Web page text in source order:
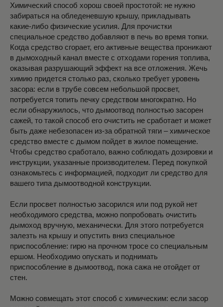
Химический способ хорош своей простотой: не нужно
забираться на обледеневшую крышу, прикладывать
какие-либо физические усилия. Для прочистки
специальное средство добавляют в печь во время топки.
Когда средство сгорает, его активные вещества проникают
в дымоходный канал вместе с отходами горения топлива,
оказывая разрушающий эффект на все отложения. Жечь
химию придется столько раз, сколько требует уровень
засора: если в трубе совсем небольшой просвет,
потребуется топить печку средством многократно. Но
если обнаружилось, что дымоотвод полностью засорен
сажей, то такой способ его очистить не сработает и может
быть даже небезопасен из-за обратной тяги – химическое
средство вместе с дымом пойдет в жилое помещение.
Чтобы средство сработало, важно соблюдать дозировки и
инструкции, указанные производителем. Перед покупкой
ознакомьтесь с информацией, подходит ли средство для
вашего типа дымоотводной конструкции.
Если просвет полностью засорился или под рукой нет
необходимого средства, можно попробовать очистить
дымоход вручную, механически. Для этого потребуется
залезть на крышу и опустить вниз специальное
приспособление: гирю на прочном тросе со специальным
ершом. Необходимо опускать и поднимать
приспособление в дымоотвод, пока сажа не отойдет от
стен.
Можно совмещать этот способ с химическим: если засор